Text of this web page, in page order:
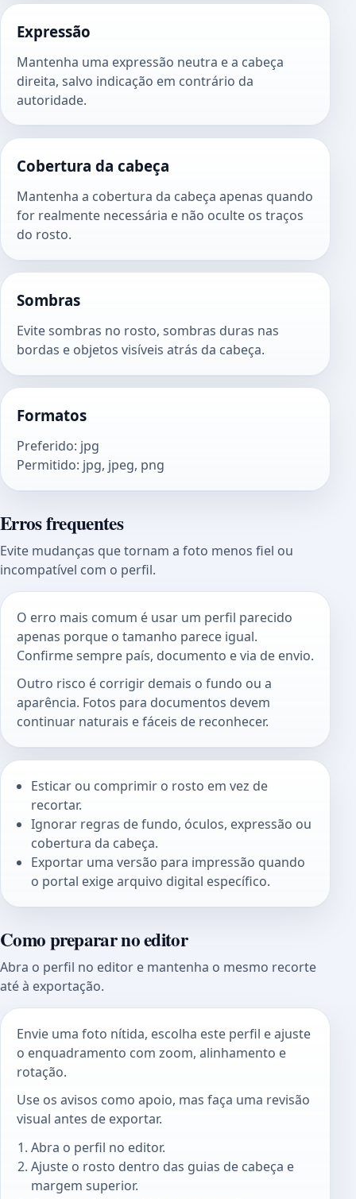
Expressão
Mantenha uma expressão neutra e a cabeça
direita, salvo indicação em contrário da
autoridade.
Cobertura da cabeça
Mantenha a cobertura da cabeça apenas quando
for realmente necessária e não oculte os traços
do rosto.
Sombras
Evite sombras no rosto, sombras duras nas
bordas e objetos visíveis atrás da cabeça.
Formatos
Preferido: jpg
Permitido: jpg, jpeg, png
Erros frequentes
Evite mudanças que tornam a foto menos fiel ou
incompatível com o perfil.
O erro mais comum é usar um perfil parecido
apenas porque o tamanho parece igual.
Confirme sempre país, documento e via de envio.
Outro risco é corrigir demais o fundo ou a
aparência. Fotos para documentos devem
continuar naturais e fáceis de reconhecer.
Esticar ou comprimir o rosto em vez de
recortar.
Ignorar regras de fundo, óculos, expressão ou
cobertura da cabeça.
Exportar uma versão para impressão quando
o portal exige arquivo digital específico.
Como preparar no editor
Abra o perfil no editor e mantenha o mesmo recorte
até à exportação.
Envie uma foto nítida, escolha este perfil e ajuste
o enquadramento com zoom, alinhamento e
rotação.
Use os avisos como apoio, mas faça uma revisão
visual antes de exportar.
Abra o perfil no editor.
Ajuste o rosto dentro das guias de cabeça e
margem superior.